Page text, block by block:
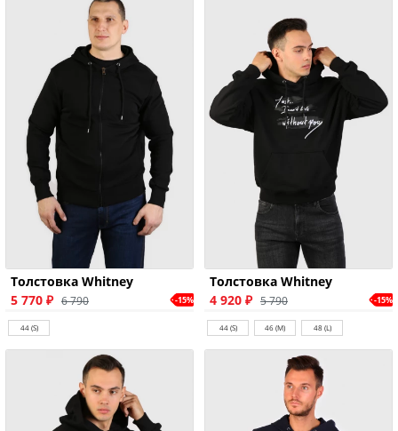
Толстовка Whitney
5 770 ₽ 6 790 -15%
44 (S)
Толстовка Whitney
4 920 ₽ 5 790 -15%
44 (S) 46 (M) 48 (L)